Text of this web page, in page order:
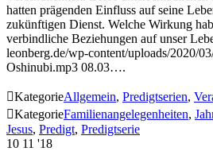
hatten prägenden Einfluss auf seine
zukünftigen Dienst. Welche Wirkung
verbindliche Beziehungen auf unser
leonberg.de/wp-content/uploads/2020/
Oshinubi.mp3 08.03….
KategorieAllgemein, Predigtserien,
KategorieFamilienangelegenheiten,
Jesus, Predigt, Predigtserie
10 11 '18